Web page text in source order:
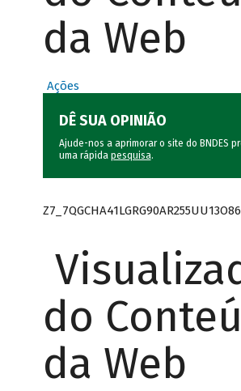
da Web
Ações
DÊ SUA OPINIÃO
Ajude-nos a aprimorar o site do BNDES
uma rápida pesquisa.
Z7_7QGCHA41LGRG90AR255UU13O86
do
da Web